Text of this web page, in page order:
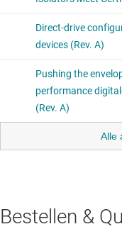
Alle
Bestellen &